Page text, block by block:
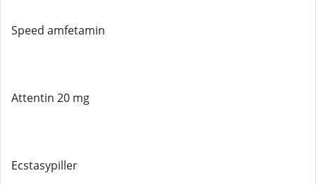
Speed ​​amfetamin
Attentin 20 mg
Ecstasypiller